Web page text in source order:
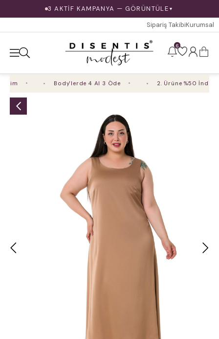
3 AKTİF KAMPANYA — GÖRÜNTÜLE ▼
Sipariş TakibiKurumsal
6
Body'lerde 4 Al 3 Öde 2. Ürüne %50 İndirim